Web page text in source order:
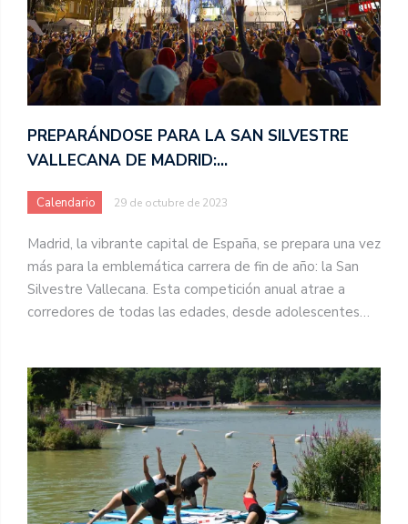
PREPARÁNDOSE PARA LA SAN SILVESTRE
VALLECANA DE MADRID:…
Calendario 29 de octubre de 2023
Madrid, la vibrante capital de España, se prepara una vez
más para la emblemática carrera de fin de año: la San
Silvestre Vallecana. Esta competición anual atrae a
corredores de todas las edades, desde adolescentes…